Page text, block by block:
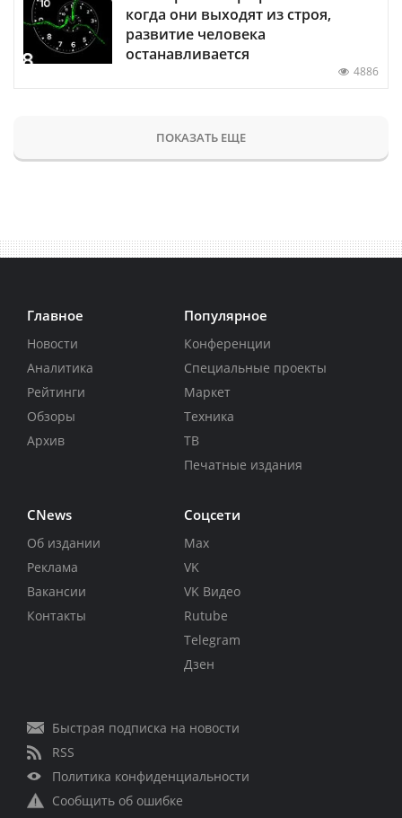
когда они выходят из строя,
развитие человека
останавливается
4886
ПОКАЗАТЬ ЕЩЕ
Главное
Новости
Аналитика
Рейтинги
Обзоры
Архив
Популярное
Конференции
Специальные проекты
Маркет
Техника
ТВ
Печатные издания
CNews
Об издании
Реклама
Вакансии
Контакты
Соцсети
Max
VK
VK Видео
Rutube
Telegram
Дзен
Быстрая подписка на новости
RSS
Политика конфиденциальности
Сообщить об ошибке